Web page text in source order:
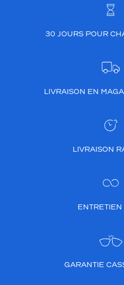
30 JOURS POUR
LIVRAISON EN
LIVRAISON
ENTRETIEN
GARANTIE